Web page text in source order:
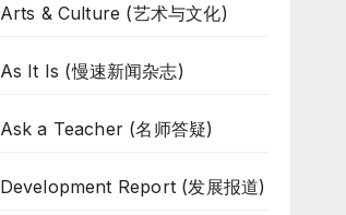
Arts & Culture (艺术与文化)
As It Is (慢速新闻杂志)
Ask a Teacher (名师答疑)
Development Report (发展报道)